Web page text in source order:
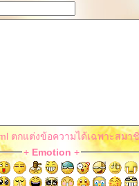
ตกแต่งข้อความได้เฉพาะสมา
+ Emotion +